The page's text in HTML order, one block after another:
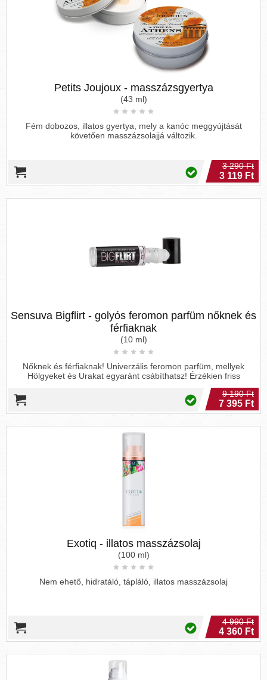
Petits Joujoux - masszázsgyertya
(43 ml)
Fém dobozos, illatos gyertya, mely a kanóc meggyújtását
követően masszázsolajjá változik.
3 290 Ft
3 119 Ft
Sensuva Bigflirt - golyós feromon parfüm nőknek és
férfiaknak
(10 ml)
Nőknek és férfiaknak! Univerzális feromon parfüm, mellyek
Hölgyeket és Urakat egyaránt csábíthatsz! Érzékien friss
9 190 Ft
7 395 Ft
Exotiq - illatos masszázsolaj
(100 ml)
Nem ehető, hidratáló, tápláló, illatos masszázsolaj
4 990 Ft
4 360 Ft